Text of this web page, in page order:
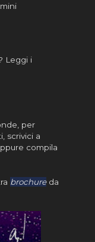
Leggi i
per
scrivici a
compila
brochureda